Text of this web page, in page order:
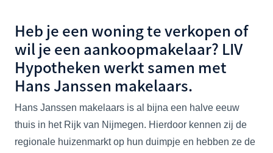
Heb je een woning te verkopen of
wil je een aankoopmakelaar? LIV
Hypotheken werkt samen met
Hans Janssen makelaars.
Hans Janssen makelaars is al bijna een halve eeuw
thuis in het Rijk van Nijmegen. Hierdoor kennen zij de
regionale huizenmarkt op hun duimpje en hebben ze de